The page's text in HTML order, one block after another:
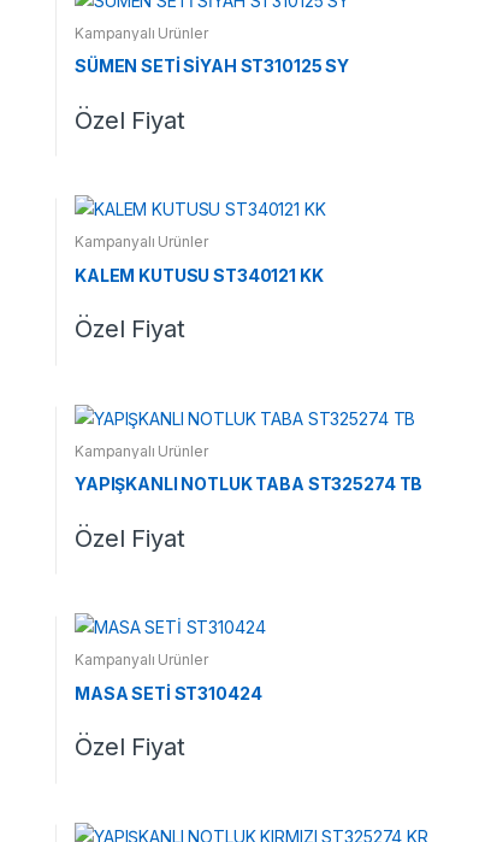
Kampanyalı Ürünler
SÜMEN SETİ SİYAH ST310125 SY
Özel Fiyat
Kampanyalı Ürünler
KALEM KUTUSU ST340121 KK
Özel Fiyat
Kampanyalı Ürünler
YAPIŞKANLI NOTLUK TABA ST325274 TB
Özel Fiyat
Kampanyalı Ürünler
MASA SETİ ST310424
Özel Fiyat